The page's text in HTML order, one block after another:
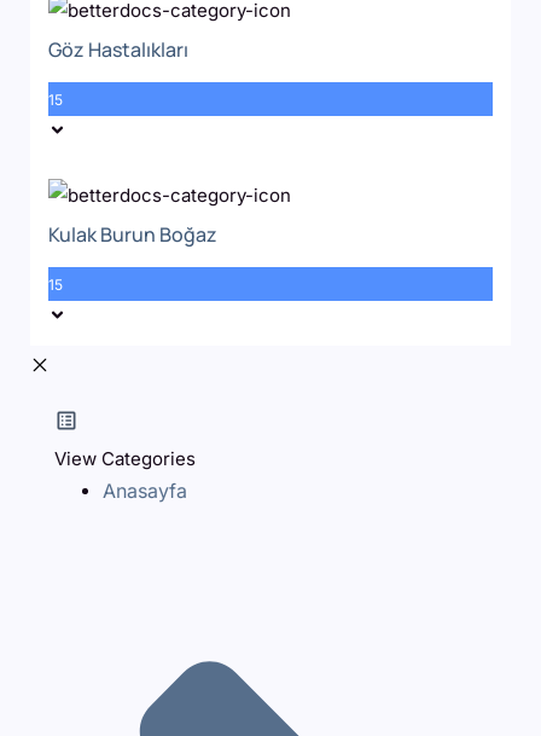
Göz Hastalıkları
15
Kulak Burun Boğaz
15
View Categories
Anasayfa